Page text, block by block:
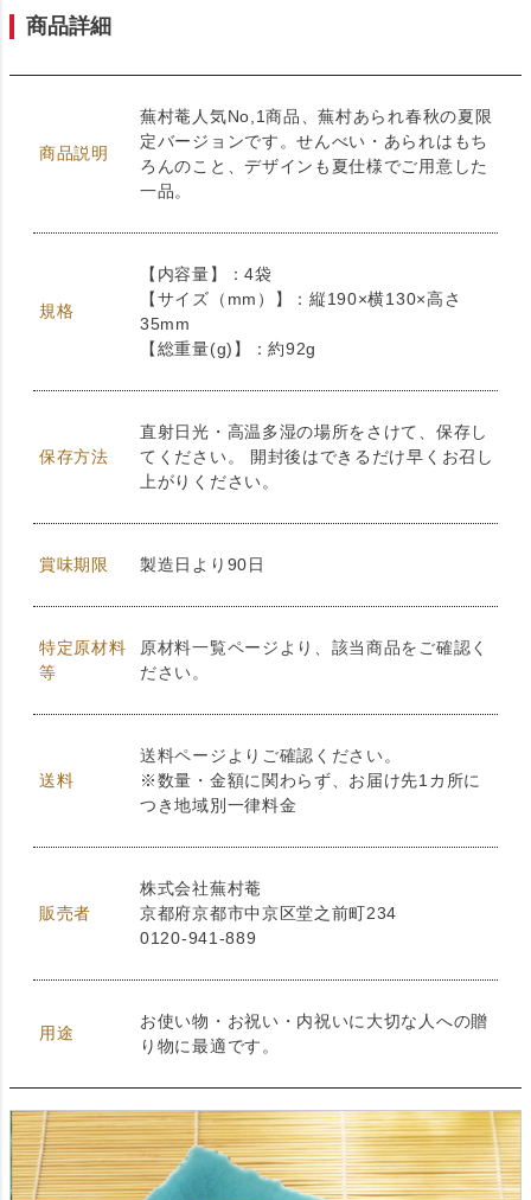
商品詳細
商品説明
蕪村菴人気No,1商品、蕪村あられ春秋の夏限
定バージョンです。せんべい・あられはもち
ろんのこと、デザインも夏仕様でご用意した
一品。
規格
【内容量】：4袋
【サイズ（mm）】：縦190×横130×高さ
35mm
【総重量(g)】：約92g
保存方法
直射日光・高温多湿の場所をさけて、保存し
てください。 開封後はできるだけ早くお召し
上がりください。
賞味期限 製造日より90日
特定原材料
等
原材料一覧ページより、該当商品をご確認く
ださい。
送料
送料ページよりご確認ください。
※数量・金額に関わらず、お届け先1カ所に
つき地域別一律料金
販売者
株式会社蕪村菴
京都府京都市中京区堂之前町234
0120-941-889
用途
お使い物・お祝い・内祝いに大切な人への贈
り物に最適です。